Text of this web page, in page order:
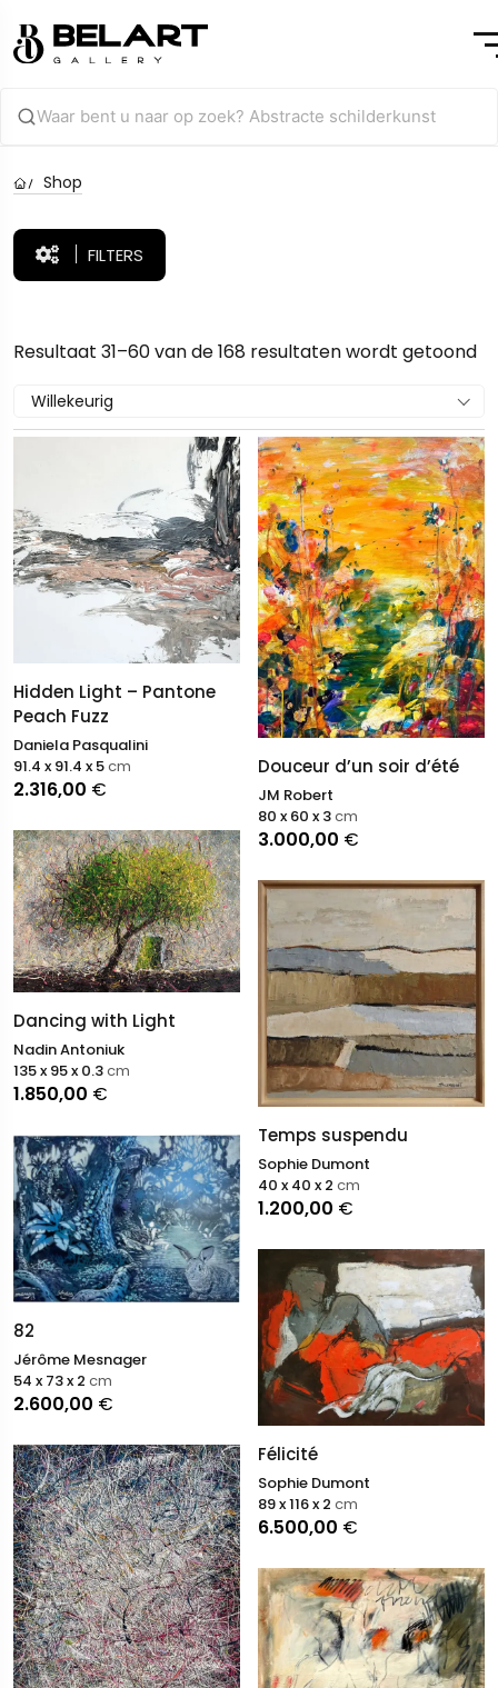
Shop
FILTERS
Resultaat 31–60 van de 168 resultaten wordt getoond
Willekeurig
Hidden Light – Pantone
Peach Fuzz
Daniela Pasqualini
2.316,00 €
91.4 x 91.4 x 5cm
Dancing with Light
Nadin Antoniuk
1.850,00 €
135 x 95 x 0.3cm
82
Jérôme Mesnager
2.600,00 €
54 x 73 x 2 cm
Douceur d’un soir d’été
JM Robert
3.000,00 €
80 x 60 x 3cm
Temps suspendu
Sophie Dumont
1.200,00 €
40 x 40 x 2 cm
Félicité
Sophie Dumont
6.500,00 €
89 x 116 x 2 cm